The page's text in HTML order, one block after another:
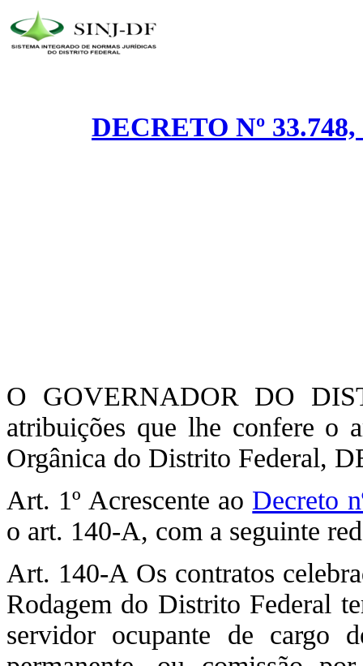
DECRETO Nº
O GOVERNADOR DO
atribuições que lhe confere
Orgânica do Distrito Federal,
Art. 1º Acrescente ao Decreto
o art. 140-A, com a seguinte
Art. 140-A Os contratos
Rodagem do Distrito Federal
servidor ocupante de cargo